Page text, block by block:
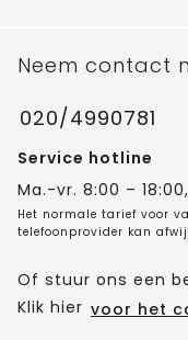
Neem contact
020/4990781
Service hotline
Ma.-vr. 8:00 –
Het normale tarief voor
telefoonprovider kan
Of stuur ons een
Klik hier voor het